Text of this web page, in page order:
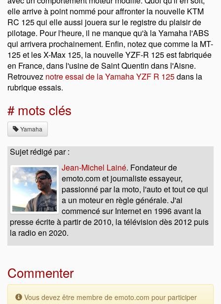
elle arrive à point nommé pour affronter la nouvelle KTM
RC 125 qui elle aussi jouera sur le registre du plaisir de
pilotage. Pour l'heure, il ne manque qu'à la Yamaha l'ABS
qui arrivera prochainement. Enfin, notez que comme la MT-
125 et les X-Max 125, la nouvelle YZF-R 125 est fabriquée
en France, dans l'usine de Saint Quentin dans l'Aisne.
Retrouvez notre essai de la Yamaha YZF R 125dans la
rubrique essais.
# mots clés
Yamaha
Sujet rédigé par :
Jean-Michel Lainé. Fondateur de
emoto.com et journaliste essayeur,
passionné par la moto, l'auto et tout ce qui
a un moteur en règle générale. J'ai
commencé sur Internet en 1996 avant la
presse écrite à partir de 2010, la télévision dès 2012 puis
la radio en 2020.
Commenter
Vous devez être membre de emoto.com pour participer